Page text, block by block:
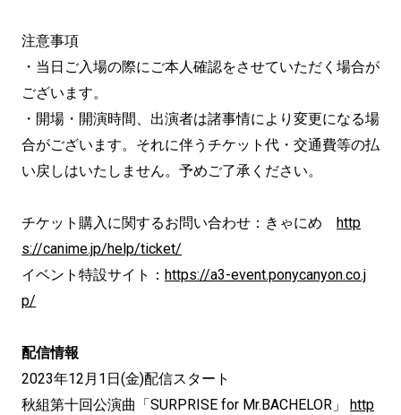
注意事項
・当日ご入場の際にご本人確認をさせていただく場合が
ございます。
・開場・開演時間、出演者は諸事情により変更になる場
合がございます。それに伴うチケット代・交通費等の払
い戻しはいたしません。予めご了承ください。
チケット購入に関するお問い合わせ：きゃにめ http
s://canime.jp/help/ticket/
イベント特設サイト： https://a3-event.ponycanyon.co.j
p/
配信情報
2023年12月1日(金)配信スタート
秋組第十回公演曲「SURPRISE for Mr.BACHELOR」 http